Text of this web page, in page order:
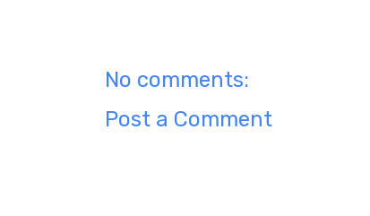
No comments:
Post a Comment